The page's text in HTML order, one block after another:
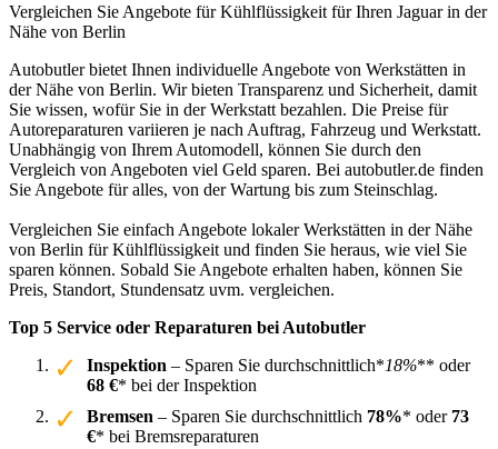
Vergleichen Sie Angebote für Kühlflüssigkeit für Ihren Jaguar in der
Nähe von Berlin
Autobutler bietet Ihnen individuelle Angebote von Werkstätten in
der Nähe von Berlin. Wir bieten Transparenz und Sicherheit, damit
Sie wissen, wofür Sie in der Werkstatt bezahlen. Die Preise für
Autoreparaturen variieren je nach Auftrag, Fahrzeug und Werkstatt.
Unabhängig von Ihrem Automodell, können Sie durch den
Vergleich von Angeboten viel Geld sparen. Bei autobutler.de finden
Sie Angebote für alles, von der Wartung bis zum Steinschlag.
Vergleichen Sie einfach Angebote lokaler Werkstätten in der Nähe
von Berlin für Kühlflüssigkeit und finden Sie heraus, wie viel Sie
sparen können. Sobald Sie Angebote erhalten haben, können Sie
Preis, Standort, Stundensatz uvm. vergleichen.
Top 5 Service oder Reparaturen bei Autobutler
Inspektion – Sparen Sie durchschnittlich*18%** oder
68 €* bei der Inspektion
Bremsen – Sparen Sie durchschnittlich 78%* oder 73
€* bei Bremsreparaturen